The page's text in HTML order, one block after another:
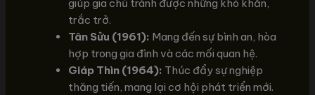
giúp gia chủ tránh được những khó khăn,
trắc trở.
Tân Sửu (1961): Mang đến sự bình an, hòa
hợp trong gia đình và các mối quan hệ.
Giáp Thìn (1964): Thúc đẩy sự nghiệp
thăng tiến, mang lại cơ hội phát triển mới.